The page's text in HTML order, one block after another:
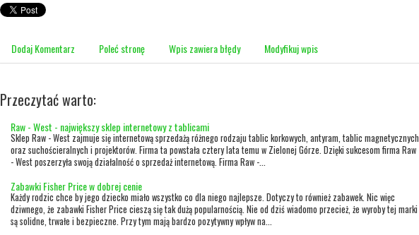
Dodaj Komentarz Poleć stronę Wpis zawiera błędy Modyfikuj wpis
Przeczytać warto:
Raw - West - największy sklep internetowy z tablicami
Sklep Raw - West zajmuje się internetową sprzedażą różnego rodzaju tablic korkowych, antyram, tablic magnetycznych
oraz suchościeralnych i projektorów. Firma ta powstała cztery lata temu w Zielonej Górze. Dzięki sukcesom firma Raw
- West poszerzyła swoją działalność o sprzedaż internetową. Firma Raw -...
Zabawki Fisher Price w dobrej cenie
Każdy rodzic chce by jego dziecko miało wszystko co dla niego najlepsze. Dotyczy to również zabawek. Nic więc
dziwnego, że zabawki Fisher Price cieszą się tak dużą popularnością. Nie od dziś wiadomo przecież, że wyroby tej marki
są solidne, trwałe i bezpieczne. Przy tym mają bardzo pozytywny wpływ na...